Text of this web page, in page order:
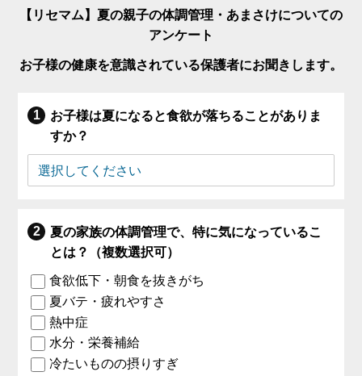
【リセマム】夏の親子の体調管理・あまさけについての
アンケート
お子様の健康を意識されている保護者にお聞きします。
お子様は夏になると食欲が落ちることがありま
すか？
夏の家族の体調管理で、特に気になっているこ
とは？（複数選択可）
食欲低下・朝食を抜きがち
夏バテ・疲れやすさ
熱中症
水分・栄養補給
冷たいものの摂りすぎ